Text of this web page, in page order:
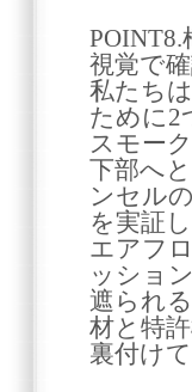
視覚で
私たち
ために2
スモー
下部へ
ンセル
を実証
エアフ
ッショ
遮られ
材と特
裏付け